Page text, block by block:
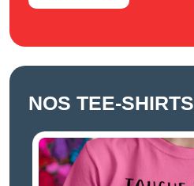
NOS TEE-SHIRTS